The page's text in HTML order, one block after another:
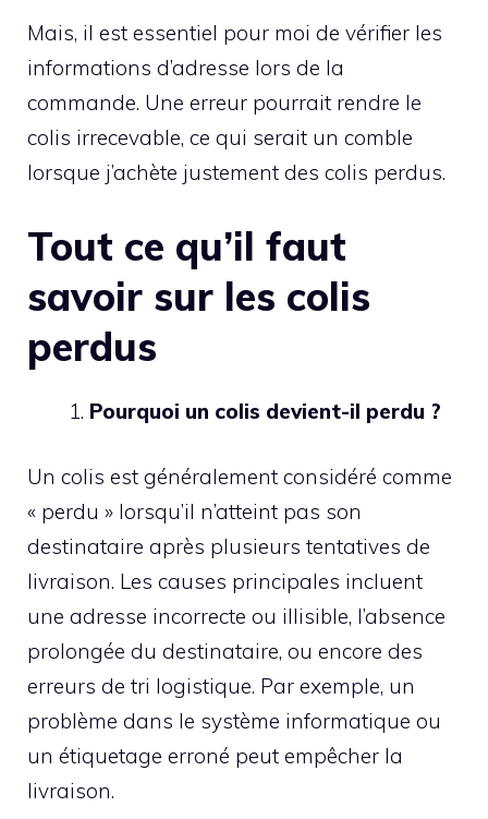
Mais, il est essentiel pour moi de vérifier les
informations d’adresse lors de la
commande. Une erreur pourrait rendre le
colis irrecevable, ce qui serait un comble
lorsque j’achète justement des colis perdus.
Tout ce qu’il faut
savoir sur les colis
perdus
Pourquoi un colis devient-il perdu ?
Un colis est généralement considéré comme
« perdu » lorsqu’il n’atteint pas son
destinataire après plusieurs tentatives de
livraison. Les causes principales incluent
une adresse incorrecte ou illisible, l’absence
prolongée du destinataire, ou encore des
erreurs de tri logistique. Par exemple, un
problème dans le système informatique ou
un étiquetage erroné peut empêcher la
livraison.